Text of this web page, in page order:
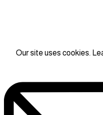
Our site uses cookies.